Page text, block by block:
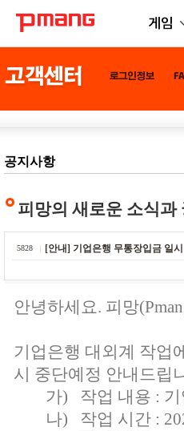
게임
공지사항
피망의 새로운 소식과
5828 [안내] 기업은행 무통장입금 일
안녕하세요. 피망
기업은행 대외계 작업
시 중단예정 안내드립
가) 작업 내용 : 기
나) 작업 시간 :